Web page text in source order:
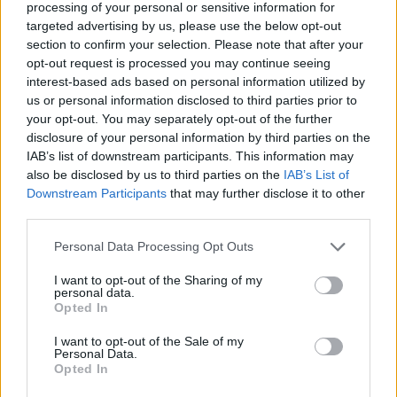
processing of your personal or sensitive information for
targeted advertising by us, please use the below opt-out
section to confirm your selection. Please note that after your
opt-out request is processed you may continue seeing
interest-based ads based on personal information utilized by
us or personal information disclosed to third parties prior to
your opt-out. You may separately opt-out of the further
disclosure of your personal information by third parties on the
IAB’s list of downstream participants. This information may
also be disclosed by us to third parties on the IAB’s List of
Downstream Participants that may further disclose it to other
Please note that this website/app uses one or more Google
not limited to your visit or usage behaviour. You may click to
grant or deny consent to Google and its third-party tags to
use your data for below specified purposes in below Google
consent section.
Personal Data Processing Opt Outs
I want to opt-out of the Sharing of my
personal data.
Opted In
I want to opt-out of the Sale of my
Personal Data.
Opted In
1908 óta működőBarney Greengrass
, ahol annak
Lox Bagellett itt megkóstolva, ami egy
krémsajtos, lazacos összeállítást jelent. Nem kicsit
tányérokon érkeztek az asztalhoz, amit aztán a
kedves vendégnek kell összeraknia. Ahogy az a